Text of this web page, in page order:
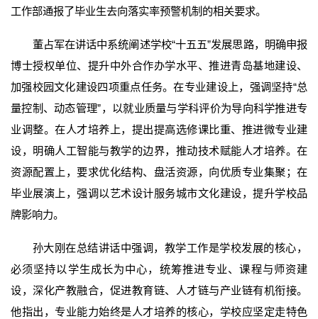
工作部通报了毕业生去向落实率预警机制的相关要求。
董占军在讲话中系统阐述学校“十五五”发展思路，明确申报
博士授权单位、提升中外合作办学水平、推进青岛基地建设、
加强校园文化建设四项重点任务。在专业建设上，强调坚持“总
量控制、动态管理”，以就业质量与学科评价为导向科学推进专
业调整。在人才培养上，提出提高选修课比重、推进微专业建
设，明确人工智能与教学的边界，推动技术赋能人才培养。在
资源配置上，要求优化结构、盘活资源，向优质专业集聚；在
毕业展演上，强调以艺术设计服务城市文化建设，提升学校品
牌影响力。
孙大刚在总结讲话中强调，教学工作是学校发展的核心，
必须坚持以学生成长为中心，统筹推进专业、课程与师资建
设，深化产教融合，促进教育链、人才链与产业链有机衔接。
他指出，专业能力始终是人才培养的核心，学校应坚定走特色